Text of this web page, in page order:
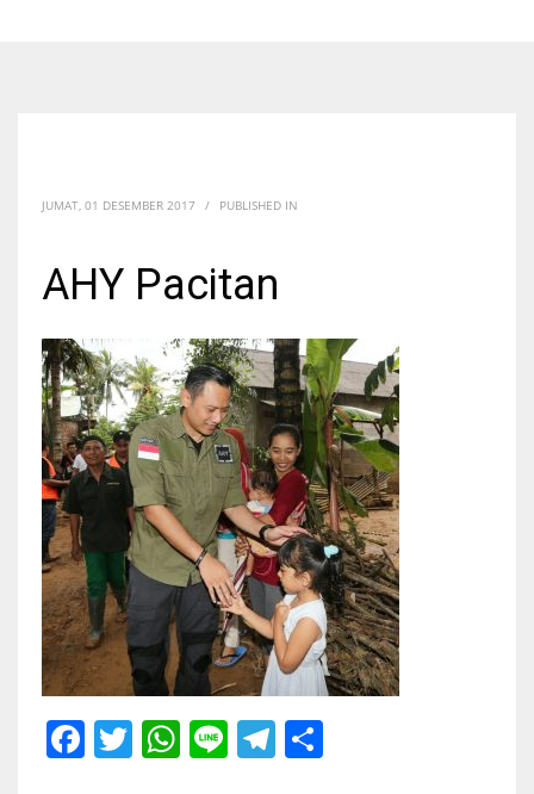
JUMAT, 01 DESEMBER 2017 / PUBLISHED IN
AHY Pacitan
Facebook
Twitter
WhatsApp
LineTelegram